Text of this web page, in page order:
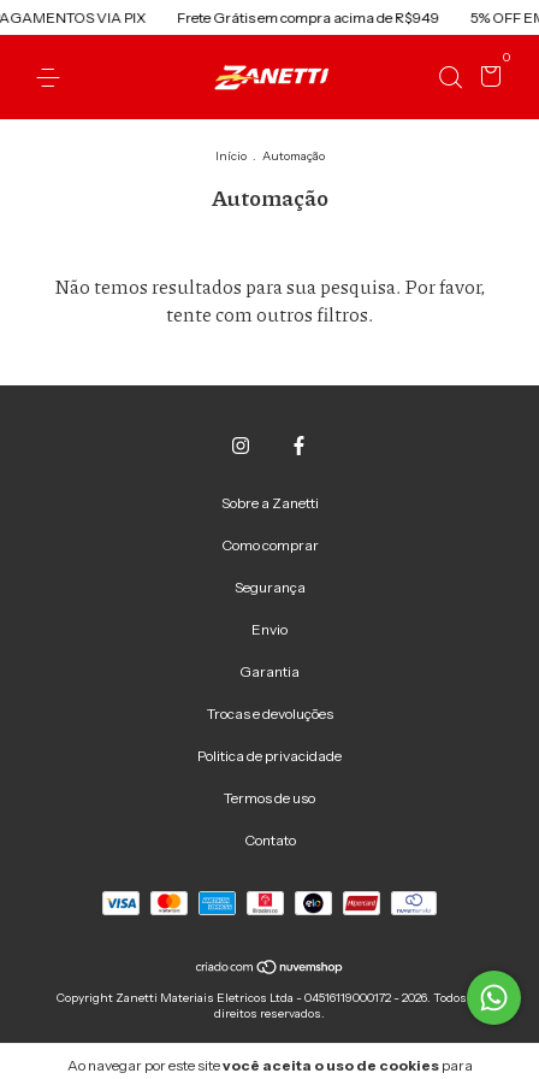
VIA PIX Frete Grátis em compra acima de R$949 5% OFF
0
Ao navegar por este sitevocê aceita o uso de cookiespara
Início . Automação
Automação
Não temos resultados para sua pesquisa. Por favor,
tente com outros filtros.
Sobre a Zanetti
Como comprar
Segurança
Envio
Garantia
Trocas e devoluções
Politica de privacidade
Termos de uso
Contato
Copyright Zanetti Materiais Eletricos Ltda - 04516119000172 - 2026. Todos os
direitos reservados.